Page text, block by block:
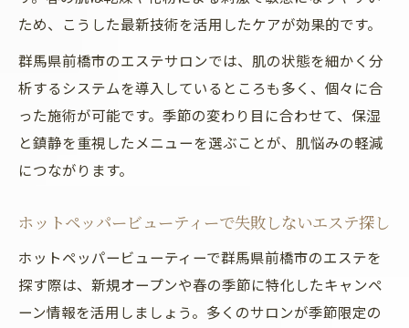
ため、こうした最新技術を活用したケアが効果的です。
群馬県前橋市のエステサロンでは、肌の状態を細かく分
析するシステムを導入しているところも多く、個々に合
った施術が可能です。季節の変わり目に合わせて、保湿
と鎮静を重視したメニューを選ぶことが、肌悩みの軽減
につながります。
ホットペッパービューティーで失敗しないエステ探し
ホットペッパービューティーで群馬県前橋市のエステを
探す際は、新規オープンや春の季節に特化したキャンペ
ーン情報を活用しましょう。多くのサロンが季節限定の